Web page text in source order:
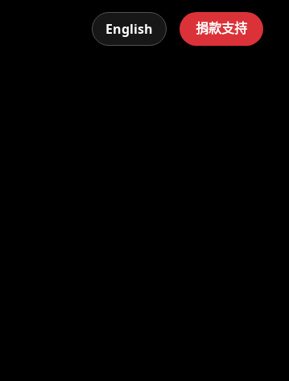
English 捐款支持